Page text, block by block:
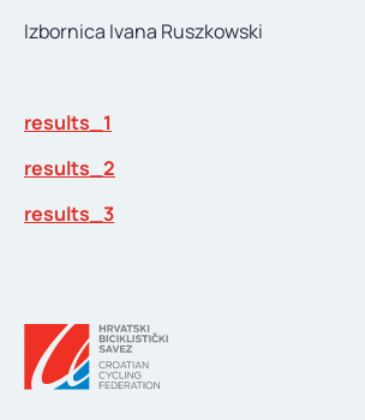
Izbornica Ivana Ruszkowski
results_1
results_2
results_3